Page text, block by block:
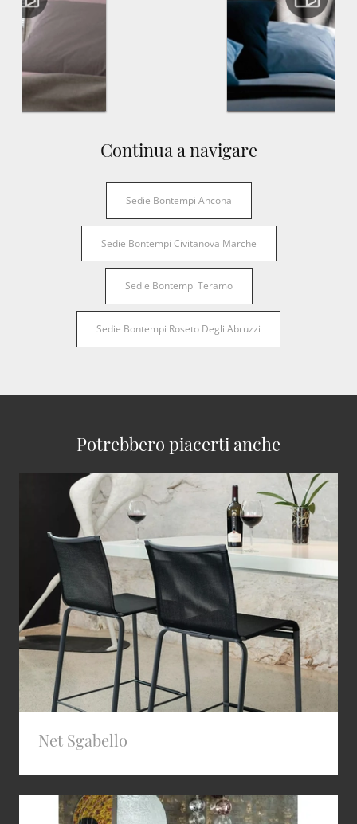
Continua a navigare
Sedie Bontempi Ancona
Sedie Bontempi Civitanova Marche
Sedie Bontempi Teramo
Sedie Bontempi Roseto Degli Abruzzi
Potrebbero piacerti anche
Net Sgabello